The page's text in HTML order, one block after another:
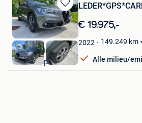
Bewaren
in
Mijn
Favorieten
€ 19.975,-
2022 149.249 km
Alle milieu/
VDE-Trading
Koolskamp